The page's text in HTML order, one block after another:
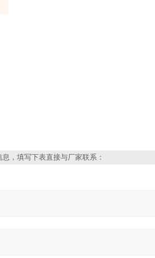
，填写下表直接与厂家联系：